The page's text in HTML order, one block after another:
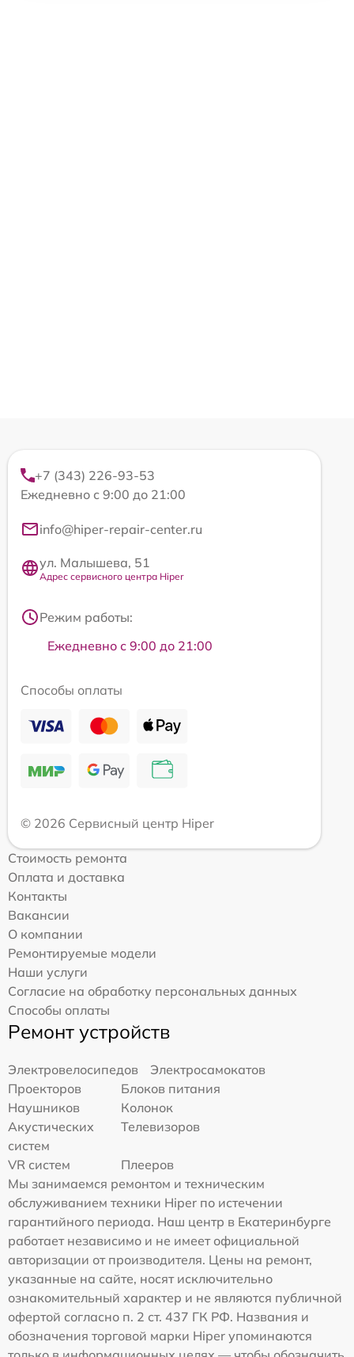
+7 (343) 226-93-53
Ежедневно с 9:00 до 21:00
info@hiper-repair-center.ru
ул. Малышева, 51
Адрес сервисного центра Hiper
Режим работы:
Ежедневно с 9:00 до 21:00
Способы оплаты
© 2026 Сервисный центр Hiper
Стоимость ремонта
Оплата и доставка
Контакты
Вакансии
О компании
Ремонтируемые модели
Наши услуги
Согласие на обработку персональных данных
Способы оплаты
Ремонт устройств
Электровелосипедов
Электросамокатов
Проекторов
Блоков питания
Наушников
Колонок
Акустических
систем
Телевизоров
VR систем
Плееров
Мы занимаемся ремонтом и техническим
обслуживанием техники Hiper по истечении
гарантийного периода. Наш центр в Екатеринбурге
работает независимо и не имеет официальной
авторизации от производителя. Цены на ремонт,
указанные на сайте, носят исключительно
ознакомительный характер и не являются публичной
офертой согласно п. 2 ст. 437 ГК РФ. Названия и
обозначения торговой марки Hiper упоминаются